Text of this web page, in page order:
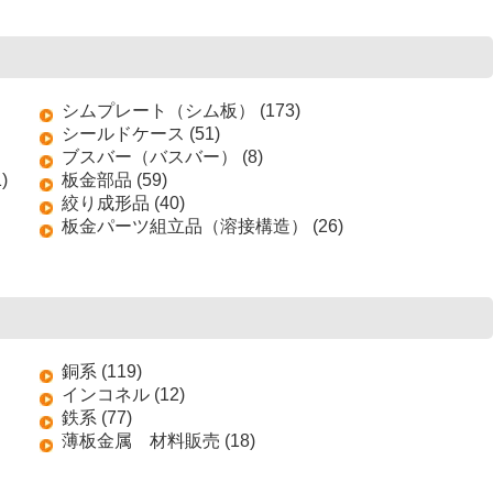
シムプレート（シム板） (173)
シールドケース (51)
ブスバー（バスバー） (8)
板金部品 (59)
絞り成形品 (40)
板金パーツ組立品（溶接構造） (26)
銅系 (119)
インコネル (12)
鉄系 (77)
薄板金属 材料販売 (18)